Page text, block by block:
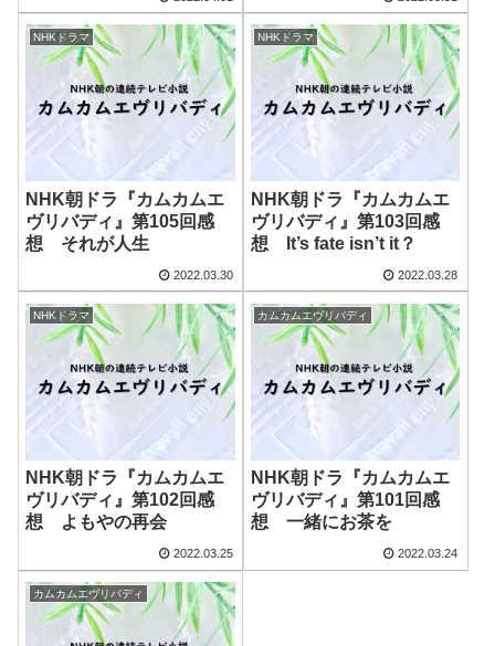
NHKドラマ
NHK朝ドラ『カムカムエ
ヴリバディ』第105回感
想 それが人生
2022.03.30
NHKドラマ
NHK朝ドラ『カムカムエ
ヴリバディ』第103回感
想 It’s fate isn’t it？
2022.03.28
NHKドラマ
NHK朝ドラ『カムカムエ
ヴリバディ』第102回感
想 よもやの再会
2022.03.25
カムカムエヴリバディ
NHK朝ドラ『カムカムエ
ヴリバディ』第101回感
想 一緒にお茶を
2022.03.24
カムカムエヴリバディ